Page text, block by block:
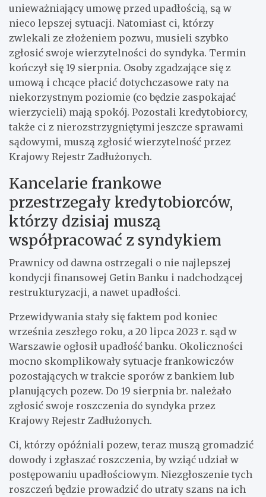
unieważniający umowę przed upadłością, są w
nieco lepszej sytuacji. Natomiast ci, którzy
zwlekali ze złożeniem pozwu, musieli szybko
zgłosić swoje wierzytelności do syndyka. Termin
kończył się 19 sierpnia. Osoby zgadzające się z
umową i chcące płacić dotychczasowe raty na
niekorzystnym poziomie (co będzie zaspokajać
wierzycieli) mają spokój. Pozostali kredytobiorcy,
także ci z nierozstrzygniętymi jeszcze sprawami
sądowymi, muszą zgłosić wierzytelność przez
Krajowy Rejestr Zadłużonych.
Kancelarie frankowe
przestrzegały kredytobiorców,
którzy dzisiaj muszą
współpracować z syndykiem
Prawnicy od dawna ostrzegali o nie najlepszej
kondycji finansowej Getin Banku i nadchodzącej
restrukturyzacji, a nawet upadłości.
Przewidywania stały się faktem pod koniec
września zeszłego roku, a 20 lipca 2023 r. sąd w
Warszawie ogłosił upadłość banku. Okoliczności
mocno skomplikowały sytuacje frankowiczów
pozostających w trakcie sporów z bankiem lub
planujących pozew. Do 19 sierpnia br. należało
zgłosić swoje roszczenia do syndyka przez
Krajowy Rejestr Zadłużonych.
Ci, którzy opóźniali pozew, teraz muszą gromadzić
dowody i zgłaszać roszczenia, by wziąć udział w
postępowaniu upadłościowym. Niezgłoszenie tych
roszczeń będzie prowadzić do utraty szans na ich